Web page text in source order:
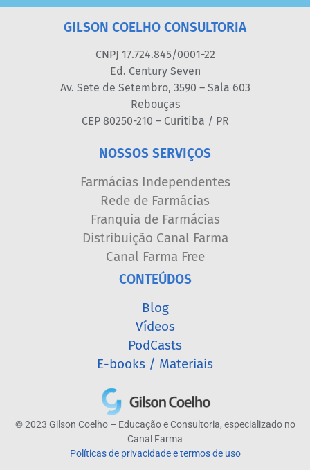
GILSON COELHO CONSULTORIA
CNPJ 17.724.845/0001-22
Ed. Century Seven
Av. Sete de Setembro, 3590 – Sala 603
Rebouças
CEP 80250-210 – Curitiba / PR
NOSSOS SERVIÇOS
Farmácias Independentes
Rede de Farmácias
Franquia de Farmácias
Distribuição Canal Farma
Canal Farma Free
CONTEÚDOS
Blog
Vídeos
PodCasts
E-books / Materiais
© 2023 Gilson Coelho – Educação e Consultoria, especializado no
Canal Farma
Políticas de privacidade e termos de uso